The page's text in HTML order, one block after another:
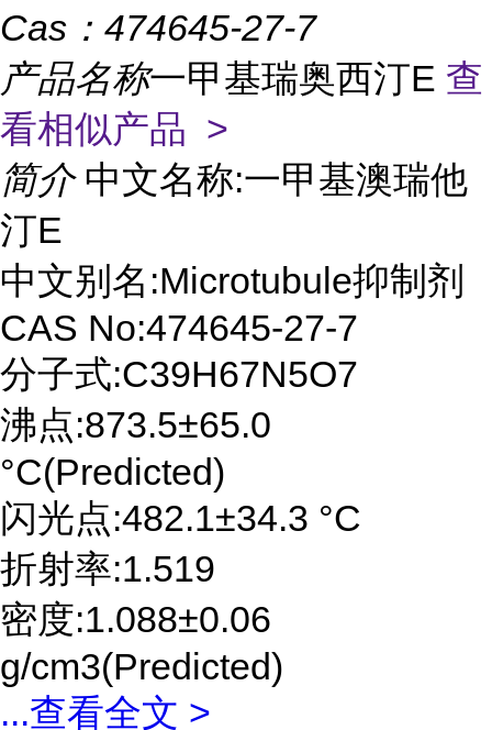
Cas： 474645-27-7
产品名称一甲基瑞奥西汀E 查
看相似产品 >
简介 中文名称:一甲基澳瑞他
汀E
中文别名:Microtubule抑制剂
CAS No:474645-27-7
分子式:C39H67N5O7
沸点:873.5±65.0
°C(Predicted)
闪光点:482.1±34.3 °C
折射率:1.519
密度:1.088±0.06
g/cm3(Predicted)
...查看全文 >